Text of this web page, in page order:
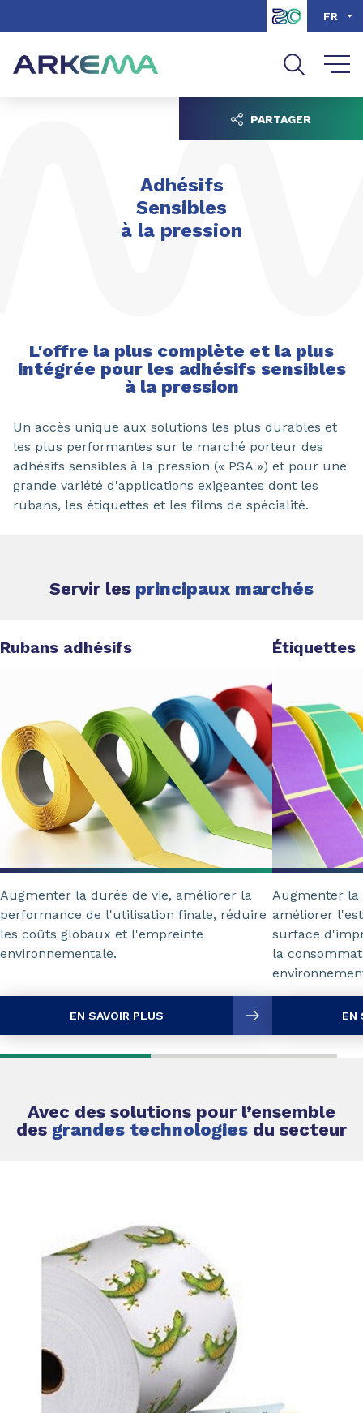
Aller à la recherche
FR
Adhésifs
Sensibles
à la pression
PARTAGER
L'offre la plus complète et la plus
intégrée pour les adhésifs sensibles
à la pression
Un accès unique aux solutions les plus durables et
les plus performantes sur le marché porteur des
adhésifs sensibles à la pression (« PSA ») et pour une
grande variété d'applications exigeantes dont les
rubans, les étiquettes et les films de spécialité.
Servir les principaux marchés
Rubans adhésifs
Augmenter la durée de vie, améliorer la
performance de l'utilisation finale, réduire
les coûts globaux et l'empreinte
environnementale.
EN SAVOIR PLUS
Étiquettes
Augmenter la
améliorer
surface
la
EN
Avec des solutions pour l’ensemble
des grandes technologies du secteur